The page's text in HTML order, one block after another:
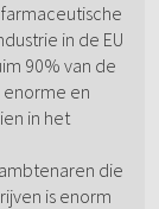
in de EU
90% van de
enorme en
in het
die
is enorm